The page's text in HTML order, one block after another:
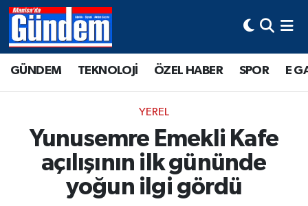
GÜNDEM TEKNOLOJİ ÖZEL HABER SPOR E
YEREL
Yunusemre Emekli Kafe
açılışının ilk gününde
yoğun ilgi gördü
Manisa Hava Durumu
Tüm Manşetler
Son Dakika Haberleri